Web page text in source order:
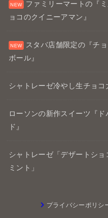
ファミリーマートの『
ョコのクイニーアマン』
スタバ店舗限定の『チ
ボール』
シャトレーゼ冷やし生チョコ
ローソンの新作スイーツ『
ド』
シャトレーゼ「デザートショ
ミント」
プライバシーポリシ